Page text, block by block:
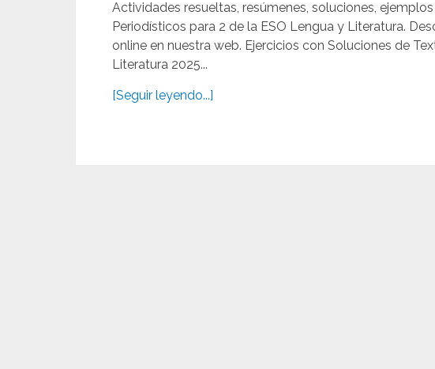
Actividades resueltas, resúmenes, soluciones,
Periodísticos para 2 de la ESO Lengua y Literatura.
online en nuestra web. Ejercicios con Soluciones de
Literatura 2025...
[Seguir leyendo...]